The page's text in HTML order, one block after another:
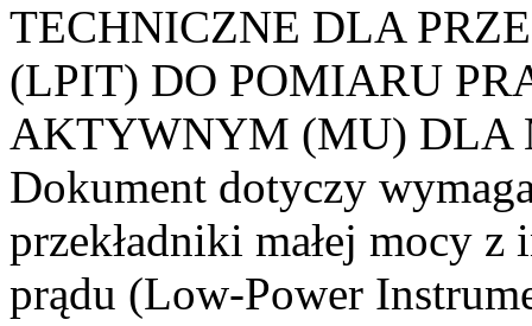
TECHNICZNE DLA
(LPIT) DO POMIARU
AKTYWNYM (MU) DLA
Dokument dotyczy
przekładniki małej mocy
prądu (Low-Power